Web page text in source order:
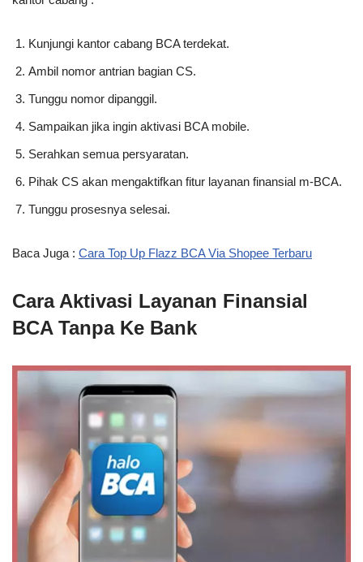
Kunjungi kantor cabang BCA terdekat.
Ambil nomor antrian bagian CS.
Tunggu nomor dipanggil.
Sampaikan jika ingin aktivasi BCA mobile.
Serahkan semua persyaratan.
Pihak CS akan mengaktifkan fitur layanan finansial m-BCA.
Tunggu prosesnya selesai.
Baca Juga : Cara Top Up Flazz BCA Via Shopee Terbaru
Cara Aktivasi Layanan Finansial
BCA Tanpa Ke Bank